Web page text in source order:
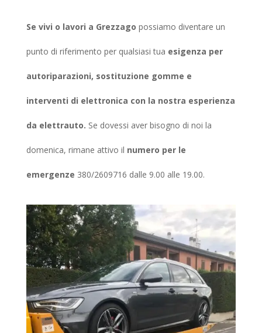
Se vivi o lavori a Grezzago possiamo diventare un
punto di riferimento per qualsiasi tua esigenza per
autoriparazioni, sostituzione gomme e
interventi di elettronica con la nostra esperienza
da elettrauto. Se dovessi aver bisogno di noi la
domenica, rimane attivo il numero per le
emergenze 380/2609716 dalle 9.00 alle 19.00.